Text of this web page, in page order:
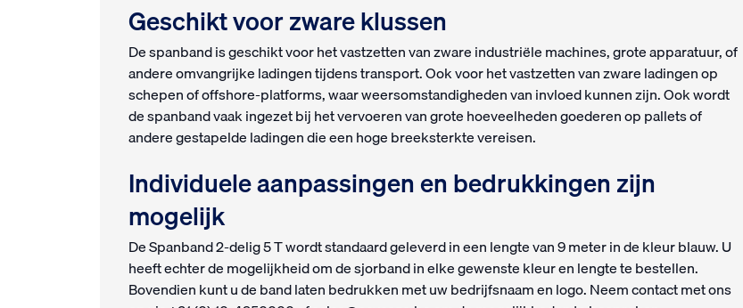
Geschikt voor zware klussen
De spanband is geschikt voor het vastzetten van zware industriële machines, grote apparatuur, of
andere omvangrijke ladingen tijdens transport. Ook voor het vastzetten van zware ladingen op
schepen of offshore-platforms, waar weersomstandigheden van invloed kunnen zijn. Ook wordt
de spanband vaak ingezet bij het vervoeren van grote hoeveelheden goederen op pallets of
andere gestapelde ladingen die een hoge breeksterkte vereisen.
Individuele aanpassingen en bedrukkingen zijn
mogelijk
De Spanband 2-delig 5 T wordt standaard geleverd in een lengte van 9 meter in de kleur blauw. U
heeft echter de mogelijkheid om de sjorband in elke gewenste kleur en lengte te bestellen.
Bovendien kunt u de band laten bedrukken met uw bedrijfsnaam en logo. Neem contact met ons